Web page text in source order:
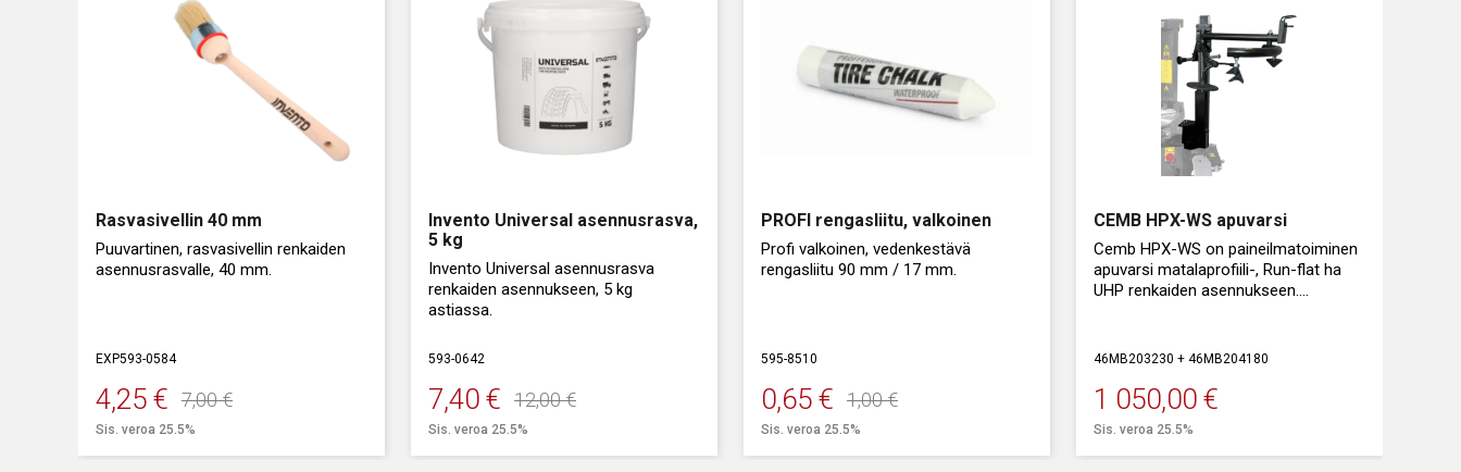
Rasvasivellin 40 mm
Puuvartinen, rasvasivellin renkaiden
asennusrasvalle, 40 mm.
EXP593-0584
7,00€
Alkuperäinen
hinta
4,25 €
Nykyinen
hinta
Sis. veroa 25.5%
Invento Universal asennusrasva,
5 kg
Invento Universal asennusrasva
renkaiden asennukseen, 5 kg
astiassa.
593-0642
12,00€
Alkuperäinen
hinta
7,40 €
Nykyinen
hinta
Sis. veroa 25.5%
PROFI rengasliitu, valkoinen
Profi valkoinen, vedenkestävä
rengasliitu 90 mm / 17 mm.
595-8510
1,00€
Alkuperäinen
hinta
0,65 €
Nykyinen
hinta
Sis. veroa 25.5%
CEMB HPX-WS apuvarsi
Cemb HPX-WS on paineilmatoiminen
apuvarsi matalaprofiili-, Run-flat ha
UHP renkaiden asennukseen.
SMX70, SMX50 ja SMX35
46MB203230 + 46MB204180
1 050,00 €
Sis. veroa 25.5%